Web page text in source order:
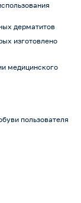
дерматитов
изготовлено
медицинского
пользователя